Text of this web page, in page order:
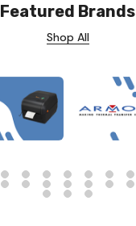
Featured Brands
Shop All